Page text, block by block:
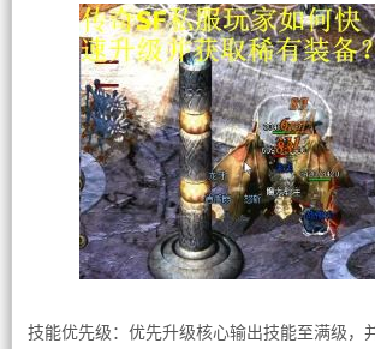
技能优先级：优先升级核心输出技能至满级，